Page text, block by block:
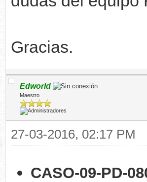
Gracias.
Edworld
Maestro
27-03-2016, 02:17 PM
CASO-09-PD-